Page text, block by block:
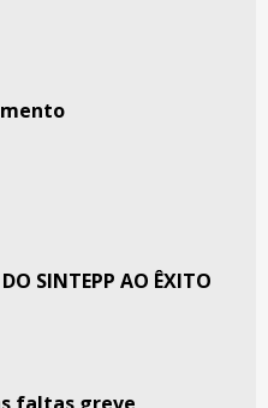
SINTEPP AO ÊXITO